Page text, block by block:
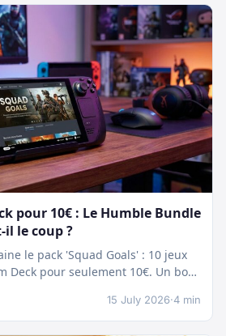
pour 10€ : Le Humble Bundle
il le coup ?
le pack 'Squad Goals' : 10 jeux
Deck pour seulement 10€. Un bon
15 July 2026·4 min